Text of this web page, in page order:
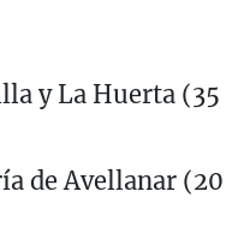
y La Huerta (35
de Avellanar (20